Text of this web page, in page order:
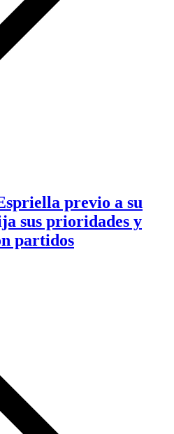
previo a su
sus prioridades y
partidos